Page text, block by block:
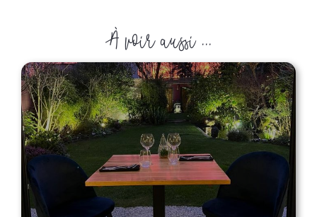
À voir aussi ...